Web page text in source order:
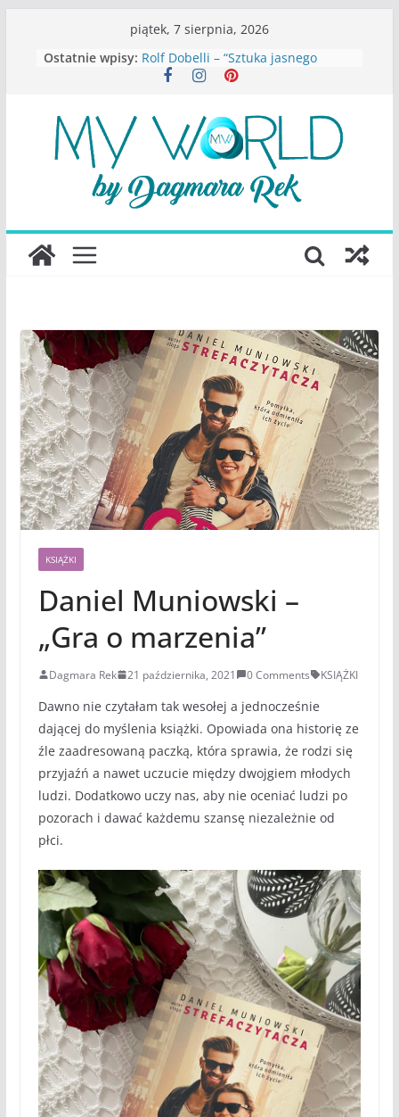
piątek, 7 sierpnia, 2026
Ostatnie wpisy: Rolf Dobelli – “Sztuka jasnego
myślenia”
Konstancina. Sekrety seksbiznesu”
Katarzyna Lewandowicz – Zanim
straciliśmy siebie
Judith Joseph – “Wysoko
funkcjonująca depresja”
S.Wynn-Williams – “Bezwzględni. O
największego portalu
KSIĄŻKI
Daniel Muniowski –
„Gra o marzenia”
Dagmara Rek 21 października, 2021 0 Comments KSIĄŻKI
Dawno nie czytałam tak wesołej a jednocześnie
dającej do myślenia książki. Opowiada ona historię ze
źle zaadresowaną paczką, która sprawia, że rodzi się
przyjaźń a nawet uczucie między dwojgiem młodych
ludzi. Dodatkowo uczy nas, aby nie oceniać ludzi po
pozorach i dawać każdemu szansę niezależnie od
płci.